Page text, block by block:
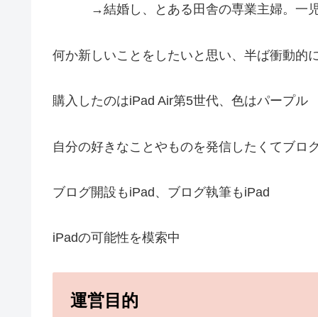
→結婚し、とある田舎の専業主婦。一
何か新しいことをしたいと思い、半ば衝動的
購入したのはiPad Air第5世代、色はパープル
自分の好きなことやものを発信したくてブロ
ブログ開設もiPad、ブログ執筆もiPad
iPadの可能性を模索中
運営目的